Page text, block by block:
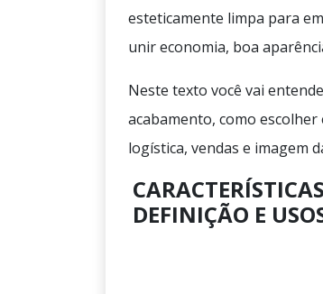
esteticamente limpa para
unir economia, boa
Neste texto você vai
acabamento, como
logística, vendas e imagem
DEFINIÇÃO E